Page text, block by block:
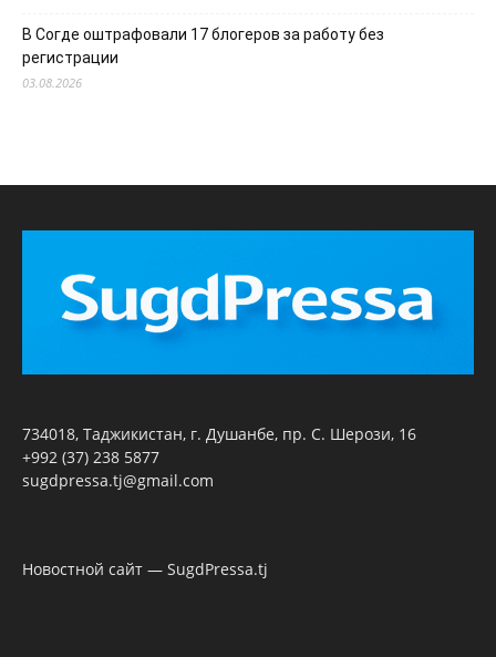
В Согде оштрафовали 17 блогеров за работу без
регистрации
03.08.2026
734018, Таджикистан, г. Душанбе, пр. С. Шерози, 16
+992 (37) 238 5877
sugdpressa.tj@gmail.com
Новостной сайт — SugdPressa.tj